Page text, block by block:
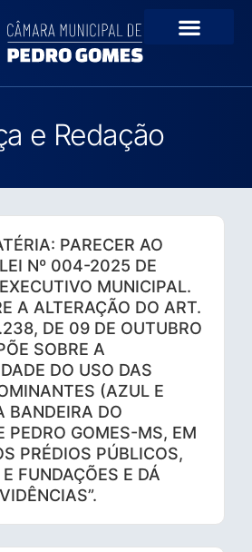
e Redação
PARECER AO
Nº 004-2025 DE
MUNICIPAL.
A ALTERAÇÃO DO ART.
DE 09 DE OUTUBRO
SOBRE A
DO USO DAS
(AZUL E
BANDEIRA DO
PEDRO GOMES-MS, EM
PRÉDIOS PÚBLICOS,
FUNDAÇÕES E DÁ